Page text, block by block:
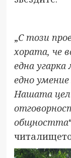
„С този
хората, че
една
едно
Нашата цел
общността